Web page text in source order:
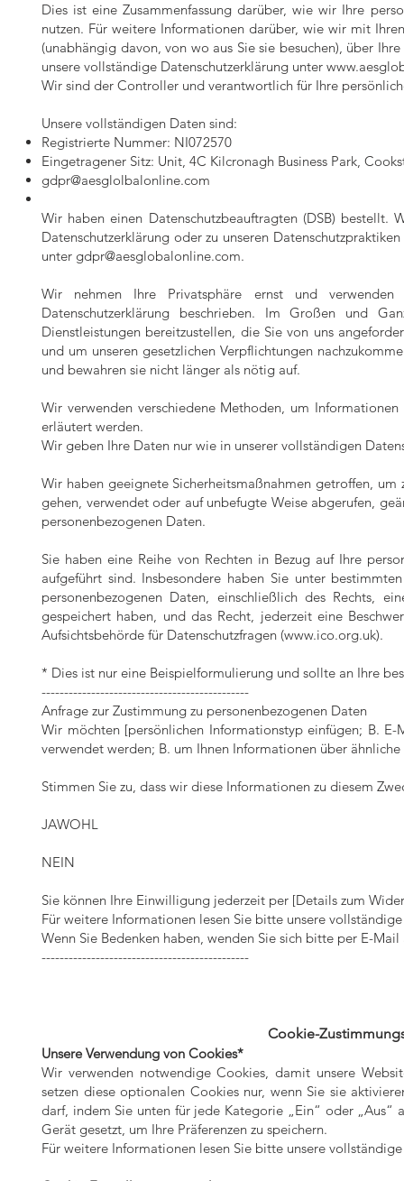
Dies ist eine Zusammenfassung darüber, wie wir Ihre
nutzen. Für weitere Informationen darüber, wie wir mit
(unabhängig davon, von wo aus Sie sie besuchen), über
unsere vollständige Datenschutzerklärung unter
Wir sind der Controller und verantwortlich für Ihre
Unsere vollständigen Daten sind:
Registrierte Nummer: NI072570
Eingetragener Sitz: Unit, 4C Kilcronagh Business Park,
gdpr@aesglolbalonline.com
Wir haben einen Datenschutzbeauftragten (DSB) bestellt.
Datenschutzerklärung oder zu unseren
unter gdpr@aesglobalonline.com.
Wir nehmen Ihre Privatsphäre ernst und
Datenschutzerklärung beschrieben. Im Großen und
Dienstleistungen bereitzustellen, die Sie von uns
und um unseren gesetzlichen Verpflichtungen
und bewahren sie nicht länger als nötig auf.
Wir verwenden verschiedene Methoden, um
erläutert werden.
Wir geben Ihre Daten nur wie in unserer vollständigen
Wir haben geeignete Sicherheitsmaßnahmen getroffen,
gehen, verwendet oder auf unbefugte Weise abgerufen,
personenbezogenen Daten.
Sie haben eine Reihe von Rechten in Bezug auf Ihre
aufgeführt sind. Insbesondere haben Sie unter
personenbezogenen Daten, einschließlich des Rechts,
gespeichert haben, und das Recht, jederzeit eine
Aufsichtsbehörde für Datenschutzfragen (www.ico.org.uk).
* Dies ist nur eine Beispielformulierung und sollte an Ihre
----------------------------------------------
Anfrage zur Zustimmung zu personenbezogenen Daten
Wir möchten [persönlichen Informationstyp einfügen; B.
verwendet werden; B. um Ihnen Informationen über
Stimmen Sie zu, dass wir diese Informationen zu diesem
JAWOHL
NEIN
Sie können Ihre Einwilligung jederzeit per [Details zum
Für weitere Informationen lesen Sie bitte unsere
Wenn Sie Bedenken haben, wenden Sie sich bitte per E-
----------------------------------------------
Cookie-
Unsere Verwendung von Cookies*
Wir verwenden notwendige Cookies, damit unsere
setzen diese optionalen Cookies nur, wenn Sie sie
darf, indem Sie unten für jede Kategorie „Ein“ oder „Aus“
Gerät gesetzt, um Ihre Präferenzen zu speichern.
Für weitere Informationen lesen Sie bitte unsere